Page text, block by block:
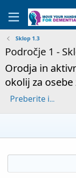
Sklop 1.3
Področje 1 -
Orodja in
okolij za
Preberite informacije o sklopu "Orodja in aktivnosti za oblikovanje podpornih okolij za osebe z demenco"